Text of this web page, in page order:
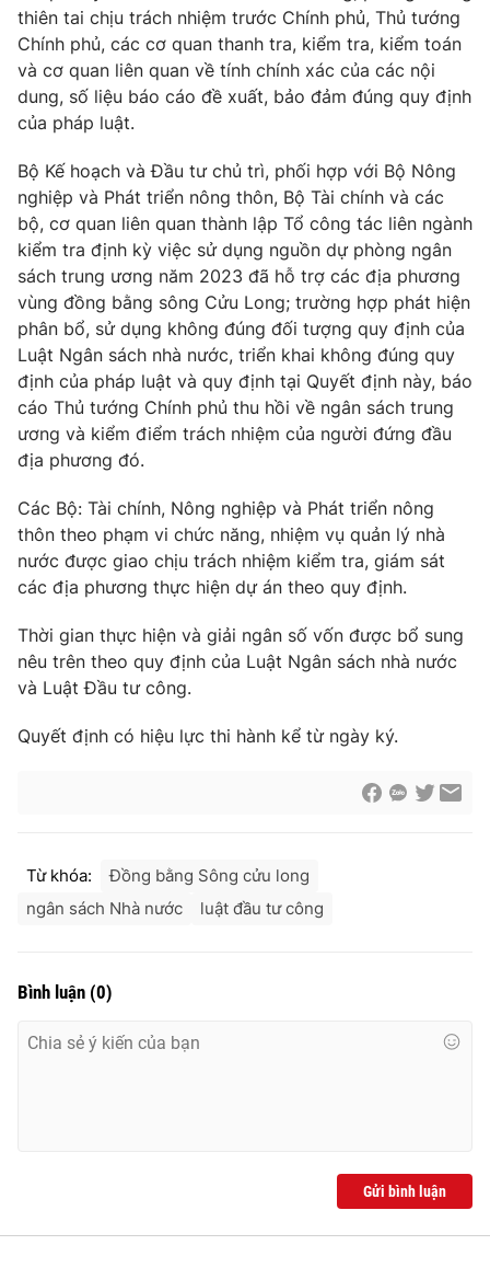
thiên tai chịu trách nhiệm trước Chính phủ, Thủ tướng
Chính phủ, các cơ quan thanh tra, kiểm tra, kiểm toán
và cơ quan liên quan về tính chính xác của các nội
dung, số liệu báo cáo đề xuất, bảo đảm đúng quy định
của pháp luật.
Bộ Kế hoạch và Đầu tư chủ trì, phối hợp với Bộ Nông
nghiệp và Phát triển nông thôn, Bộ Tài chính và các
bộ, cơ quan liên quan thành lập Tổ công tác liên ngành
kiểm tra định kỳ việc sử dụng nguồn dự phòng ngân
sách trung ương năm 2023 đã hỗ trợ các địa phương
vùng đồng bằng sông Cửu Long; trường hợp phát hiện
phân bổ, sử dụng không đúng đối tượng quy định của
Luật Ngân sách nhà nước, triển khai không đúng quy
định của pháp luật và quy định tại Quyết định này, báo
cáo Thủ tướng Chính phủ thu hồi về ngân sách trung
ương và kiểm điểm trách nhiệm của người đứng đầu
địa phương đó.
Các Bộ: Tài chính, Nông nghiệp và Phát triển nông
thôn theo phạm vi chức năng, nhiệm vụ quản lý nhà
nước được giao chịu trách nhiệm kiểm tra, giám sát
các địa phương thực hiện dự án theo quy định.
Thời gian thực hiện và giải ngân số vốn được bổ sung
nêu trên theo quy định của Luật Ngân sách nhà nước
và Luật Đầu tư công.
Quyết định có hiệu lực thi hành kể từ ngày ký.
Từ khóa:
Đồng bằng Sông cửu long
ngân sách Nhà nước
luật đầu tư công
Bình luận (0)
Gửi bình luận